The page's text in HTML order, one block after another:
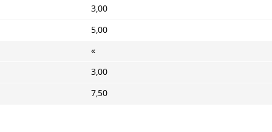
3,00
5,00
«
3,00
7,50